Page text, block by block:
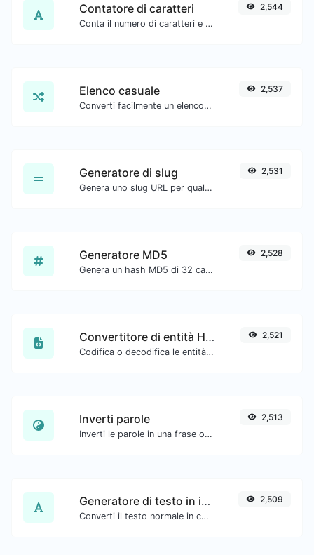
Contatore di caratteri
Conta il numero di caratteri e parole di un testo dato.
2,544
Elenco casuale
Converti facilmente un elenco di testo fornito in un elenco casuale.
2,537
Generatore di slug
Genera uno slug URL per qualsiasi input di stringa.
2,531
Generatore MD5
Genera un hash MD5 di 32 caratteri di lunghezza per qualsiasi input di stringa.
2,528
Convertitore di entità HTML
Codifica o decodifica le entità HTML per qualsiasi input dato.
2,521
Inverti parole
Inverti le parole in una frase o paragrafo con facilità.
2,513
Generatore di testo in inglese antico
Converti il testo normale in carattere di tipo antico inglese.
2,509